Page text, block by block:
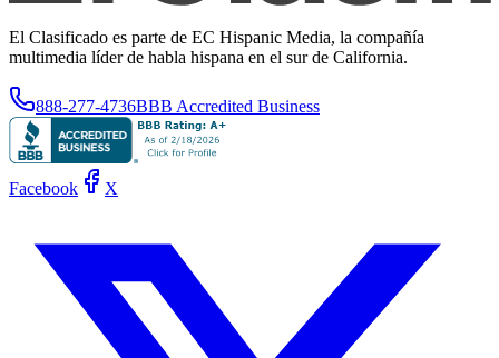
El Clasificado es parte de EC Hispanic Media, la compañía
multimedia líder de habla hispana en el sur de California.
888-277-4736BBB Accredited Business
Facebook X